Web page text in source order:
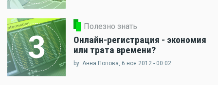
3
Полезно знать
Онлайн-регистрация - экономия
или трата времени?
by: Анна Попова, 6 ноя 2012 - 00:02